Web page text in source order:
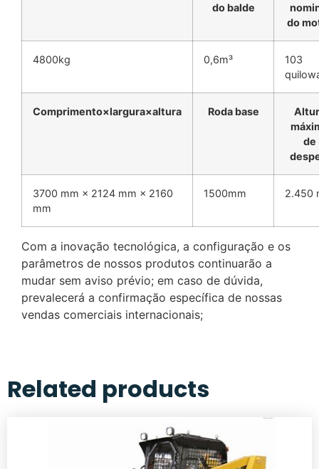
do balde
do
4800kg 0,6m³
103
Comprimento×largura×altura Roda base
de
3700 mm × 2124 mm × 2160
mm
1500mm 2.450
Com a inovação tecnológica, a configuração e os
parâmetros de nossos produtos continuarão a
mudar sem aviso prévio; em caso de dúvida,
prevalecerá a confirmação específica de nossas
vendas comerciais internacionais;
Related products